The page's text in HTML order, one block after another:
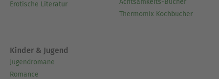
Erotische Literatur
Achtsamkeits-Bücher
Thermomix Kochbücher
Kinder & Jugend
Jugendromane
Romance